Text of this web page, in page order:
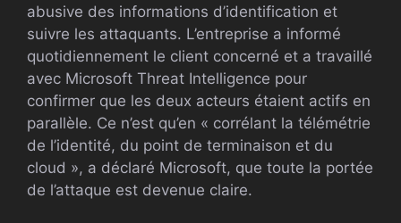
abusive des informations d’identification et
suivre les attaquants. L’entreprise a informé
quotidiennement le client concerné et a travaillé
avec Microsoft Threat Intelligence pour
confirmer que les deux acteurs étaient actifs en
parallèle. Ce n’est qu’en « corrélant la télémétrie
de l’identité, du point de terminaison et du
cloud », a déclaré Microsoft, que toute la portée
de l’attaque est devenue claire.